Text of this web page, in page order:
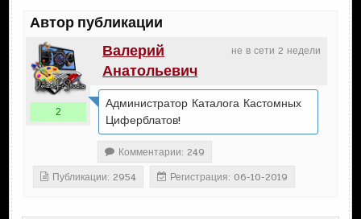
Автор публикации
не в сети 2 недели
Валерий
Анатольевич
2
Администратор Каталога Кастомных
Циферблатов!
Комментарии: 249
Публикации: 2954
Регистрация: 06-10-2019